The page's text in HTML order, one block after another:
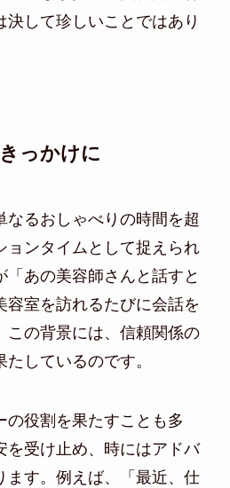
決して珍しいことではあり
っかけに
なるおしゃべりの時間を超
ョンタイムとして捉えられ
「あの美容師さんと話すと
容室を訪れるたびに会話を
この背景には、信頼関係の
しているのです。
の役割を果たすことも多
を受け止め、時にはアドバ
ます。例えば、「最近、仕